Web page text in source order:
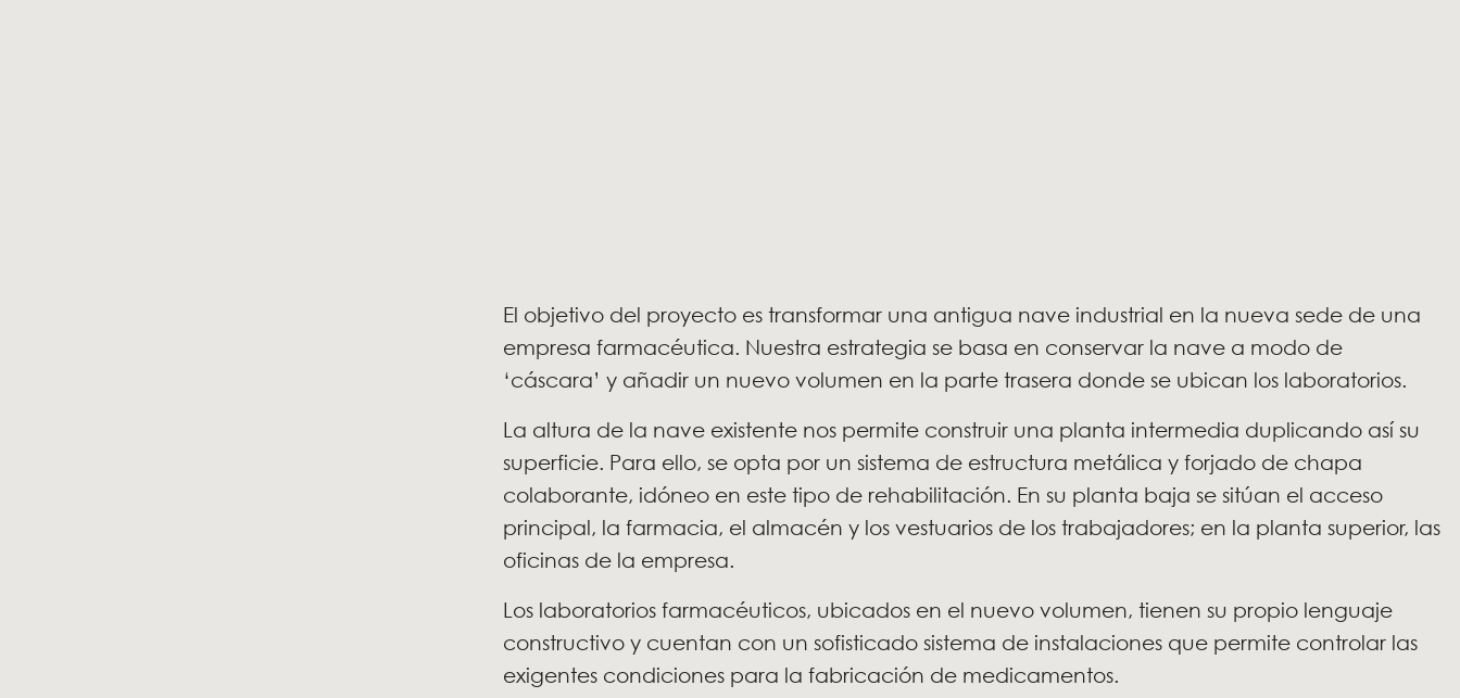
El objetivo del proyecto es transformar una antigua nave industrial en la nueva sede de una
empresa farmacéutica. Nuestra estrategia se basa en conservar la nave a modo de
‘cáscara’ y añadir un nuevo volumen en la parte trasera donde se ubican los laboratorios.
La altura de la nave existente nos permite construir una planta intermedia duplicando así su
superficie. Para ello, se opta por un sistema de estructura metálica y forjado de chapa
colaborante, idóneo en este tipo de rehabilitación. En su planta baja se sitúan el acceso
principal, la farmacia, el almacén y los vestuarios de los trabajadores; en la planta superior, las
oficinas de la empresa.
Los laboratorios farmacéuticos, ubicados en el nuevo volumen, tienen su propio lenguaje
constructivo y cuentan con un sofisticado sistema de instalaciones que permite controlar las
exigentes condiciones para la fabricación de medicamentos.